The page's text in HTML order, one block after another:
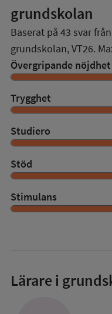
grundskolan
Baserat på 43 svar
grundskolan,VT26.
Övergripande nöjdhet
Trygghet
Studiero
Stöd
Stimulans
Lärare i